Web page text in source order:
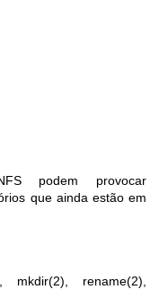
podem provocar
que ainda estão em
mkdir(2) rename(2)